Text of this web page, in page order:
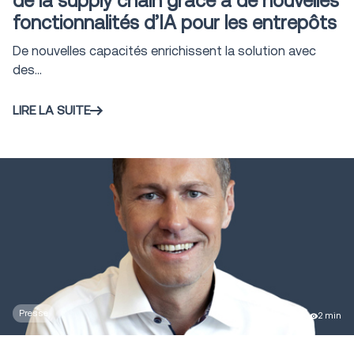
fonctionnalités d’IA pour les entrepôts
De nouvelles capacités enrichissent la solution avec
des...
LIRE LA SUITE
Presse 2 min